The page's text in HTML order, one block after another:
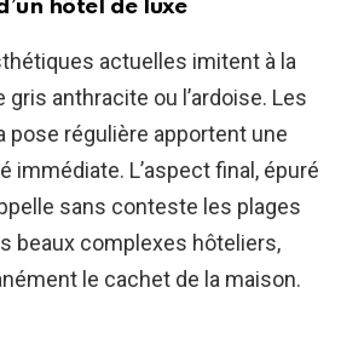
hôtel de luxe
actuelles imitent à la
anthracite ou l’ardoise. Les
pose régulière apportent une
immédiate. L’aspect final, épuré
sans conteste les plages
beaux complexes hôteliers,
le cachet de la maison.